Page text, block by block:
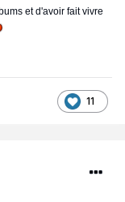
et d'avoir fait vivre
11